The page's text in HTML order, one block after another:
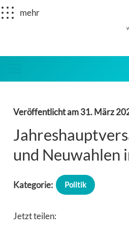
mehr
Veröffentlicht am31. März
und Neuwahlen
Kategorie: Politik
Jetzt teilen: